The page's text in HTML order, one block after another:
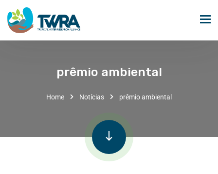
prêmio ambiental
Home Notícias prêmio ambiental